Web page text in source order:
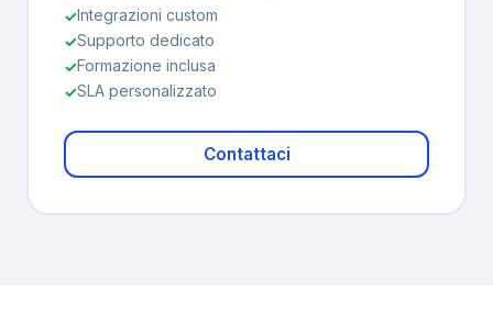
Integrazioni custom
Supporto dedicato
Formazione inclusa
SLA personalizzato
Contattaci